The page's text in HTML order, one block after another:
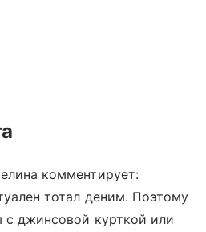
комментирует:
тотал деним. Поэтому
джинсовой курткой или